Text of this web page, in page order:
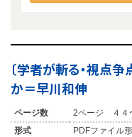
〔学者が斬る・視点
か＝早川和伸
ページ数
2ページ ４４
形式
PDFファイル